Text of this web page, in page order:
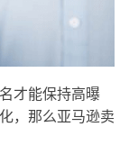
才能保持高曝
，那么亚马逊卖